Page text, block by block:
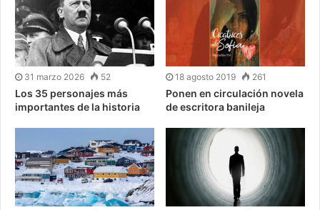
31 marzo 2026 52
Los 35 personajes más
importantes de la historia
18 agosto 2019 261
Ponen en circulación novela
de escritora banileja